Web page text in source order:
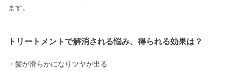
ます。
トリートメントで解消される悩み、得られる効果は？
・髪が滑らかになりツヤが出る